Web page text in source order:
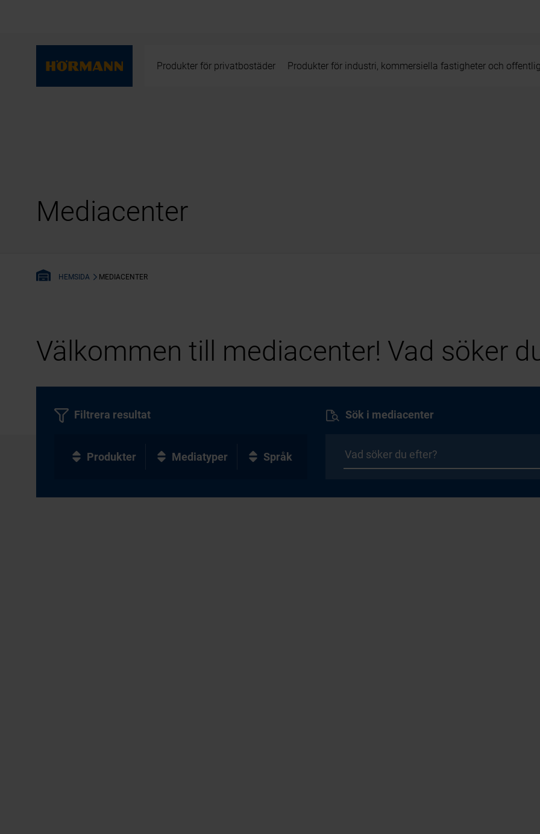
Produkter för privatbostäder Produkter för industri, kommersiella fastigheter och
Mediacenter
HEMSIDA MEDIACENTER
Välkommen till mediacenter! Vad söker
Sök i mediacenter
Filtrera resultat
Produkter Mediatyper Språk